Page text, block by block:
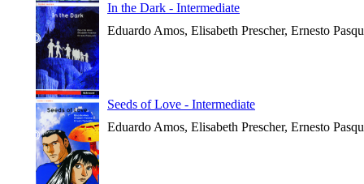
In the Dark - Intermediate
Eduardo Amos, Elisabeth Prescher, Ernesto
Seeds of Love - Intermediate
Eduardo Amos, Elisabeth Prescher, Ernesto